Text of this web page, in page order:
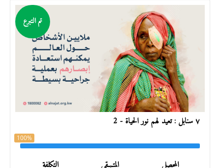
تم التبرع
٧ سنابل : تعيد لهم نور الحياة - 2
100%
المحصل
المتـبـقي
التكلفة